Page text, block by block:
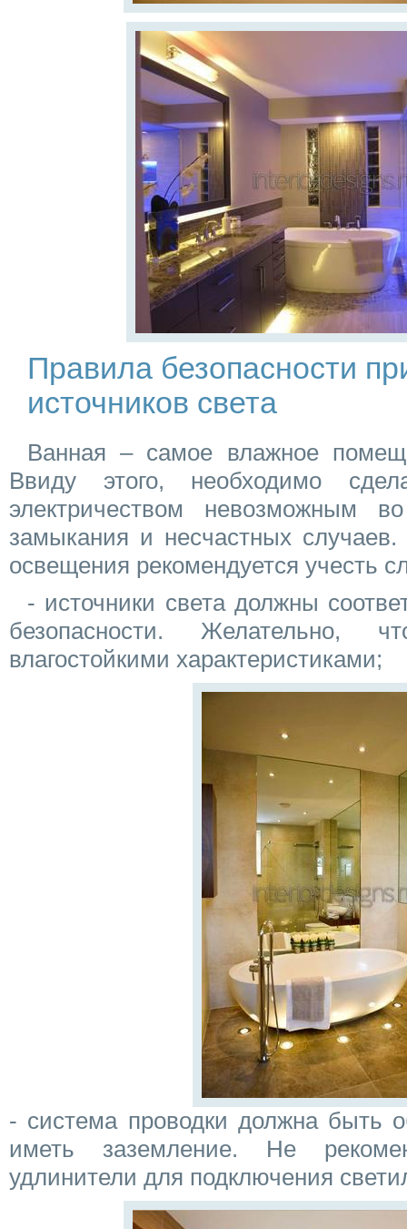
Правила безопасности
источников света
Ванная – самое влажное
Ввиду этого, необходимо
электричеством невозможным
замыкания и несчастных
освещения рекомендуется учесть
- источники света должны
безопасности. Желательно,
влагостойкими характеристиками;
- система проводки должна быть
иметь заземление. Не
удлинители для подключения